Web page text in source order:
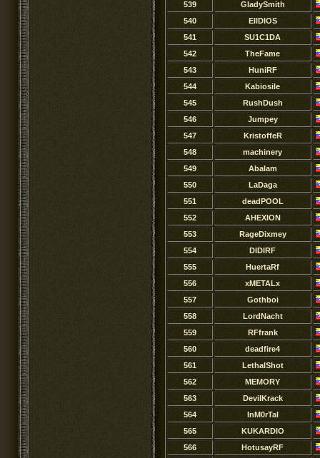
539
GladySmith
540
EllDIOS
541
SU1C1DA
542
TheFame
543
HuniRF
544
Kabiosile
545
RushDush
546
Jumpey
547
KristoffeR
548
machinery
549
Abalam
550
LaDaga
551
deadPOOL
552
AHEXION
553
RageDixmey
554
DIDIRF
555
HuertaRf
556
xMETALx
557
Gothboi
558
LordNacht
559
RFfrank
560
deadfire4
561
LethalShot
562
MEMORY
563
DevilKrack
564
InM0rTal
565
KUKARDIO
566
HotusayRF